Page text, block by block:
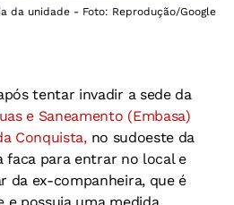
da unidade - Foto: Reprodução/Google
tentar invadir a sede da
e Saneamento (Embasa)
Conquista, no sudoeste da
faca para entrar no local e
da ex-companheira, que é